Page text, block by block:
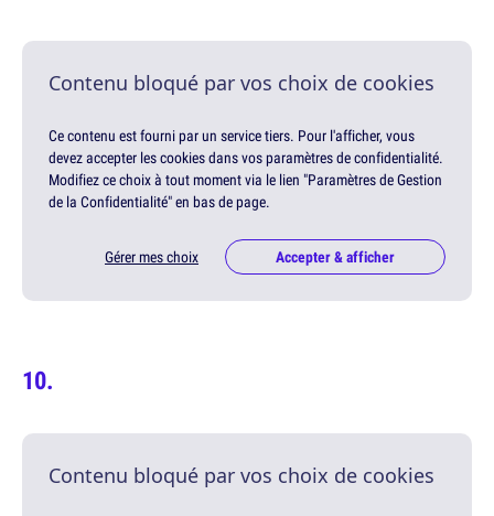
Contenu bloqué par vos choix de cookies
Ce contenu est fourni par un service tiers. Pour l'afficher, vous
devez accepter les cookies dans vos paramètres de confidentialité.
Modifiez ce choix à tout moment via le lien "Paramètres de Gestion
de la Confidentialité" en bas de page.
Gérer mes choix Accepter & afficher
Contenu bloqué par vos choix de cookies